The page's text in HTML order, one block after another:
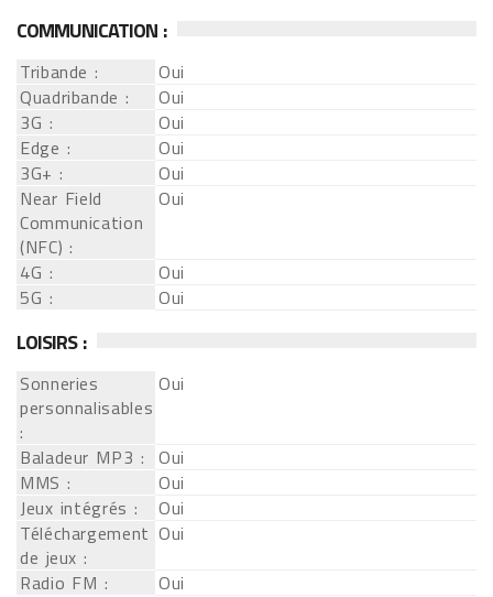
COMMUNICATION :
Tribande :
Oui
Quadribande :
Oui
3G :
Oui
Edge :
Oui
3G+ :
Oui
Near Field
Communication
(NFC) :
Oui
4G :
Oui
5G :
Oui
LOISIRS :
Sonneries
personnalisables
:
Oui
Baladeur MP3 : Oui
MMS :
Oui
Jeux intégrés :
Oui
Téléchargement
de jeux :
Oui
Radio FM :
Oui